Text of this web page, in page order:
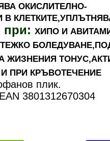
ОКИСЛИТЕЛНО-
при: ХИПО И
ЖИЗНЕНИЯ
ПРИ КРЪВОТЕЧЕНИЕ
плик.
3801312670304